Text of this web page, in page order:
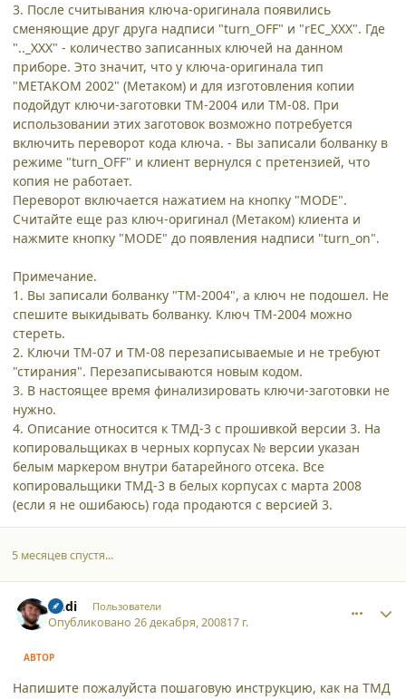
3. После считывания ключа-оригинала появились
сменяющие друг друга надписи "turn_OFF" и "rEC_XXX". Где
".._ХХХ" - количество записанных ключей на данном
приборе. Это значит, что у ключа-оригинала тип
"METAKOM 2002" (Метаком) и для изготовления копии
подойдут ключи-заготовки ТМ-2004 или ТМ-08. При
использовании этих заготовок возможно потребуется
включить переворот кода ключа. - Вы записали болванку в
режиме "turn_OFF" и клиент вернулся с претензией, что
копия не работает.
Переворот включается нажатием на кнопку "MODE".
Считайте еще раз ключ-оригинал (Метаком) клиента и
нажмите кнопку "MODE" до появления надписи "turn_on".
Примечание.
1. Вы записали болванку "ТМ-2004", а ключ не подошел. Не
спешите выкидывать болванку. Ключ ТМ-2004 можно
стереть.
2. Ключи ТМ-07 и ТМ-08 перезаписываемые и не требуют
"стирания". Перезаписываются новым кодом.
3. В настоящее время финализировать ключи-заготовки не
нужно.
4. Описание относится к ТМД-3 с прошивкой версии 3. На
копировальщиках в черных корпусах № версии указан
белым маркером внутри батарейного отсека. Все
копировальщики ТМД-3 в белых корпусах с марта 2008
(если я не ошибаюсь) года продаются с версией 3.
5 месяцев спустя...
Andi Пользователи
Опубликовано26 декабря, 200817 г.
АВТОР
Напишите пожалуйста пошаговую инструкцию, как на ТМД